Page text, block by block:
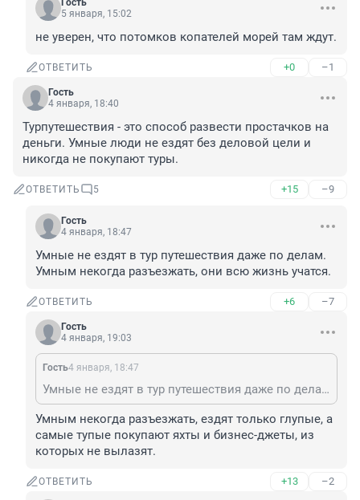
Гость
5 января, 15:02
не уверен, что потомков копателей морей там ждут.
ОТВЕТИТЬ +0 –1
Гость
4 января, 18:40
Турпутешествия - это способ развести простачков на
деньги. Умные люди не ездят без деловой цели и
никогда не покупают туры.
ОТВЕТИТЬ 5 +15 –9
Гость
4 января, 18:47
Умные не ездят в тур путешествия даже по делам.
Умным некогда разъезжать, они всю жизнь учатся.
ОТВЕТИТЬ +6 –7
Гость
4 января, 19:03
Гость4 января, 18:47
Умные не ездят в тур путешествия даже по делам. Умным некогда разъезжать, они всю жизнь учатся.
Умным некогда разъезжать, ездят только глупые, а
самые тупые покупают яхты и бизнес-джеты, из
которых не вылазят.
ОТВЕТИТЬ +13 –2